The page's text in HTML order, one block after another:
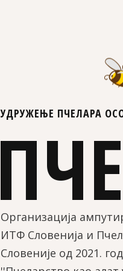
УДРУЖЕЊЕ ПЧЕЛАРА
Организација
ИТФ Словенија и
Словеније од 2021.